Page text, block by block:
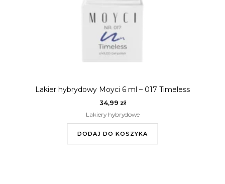
Lakier hybrydowy Moyci 6 ml – 017 Timeless
34,99 zł
Lakiery hybrydowe
DODAJ DO KOSZYKA